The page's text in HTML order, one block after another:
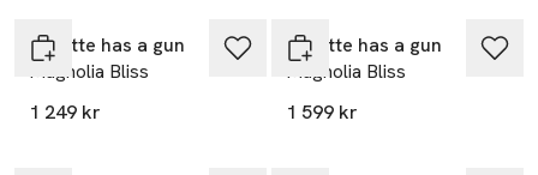
Juliette has a gun
Magnolia Bliss
1 249 kr
Juliette has a gun
Magnolia Bliss
1 599 kr